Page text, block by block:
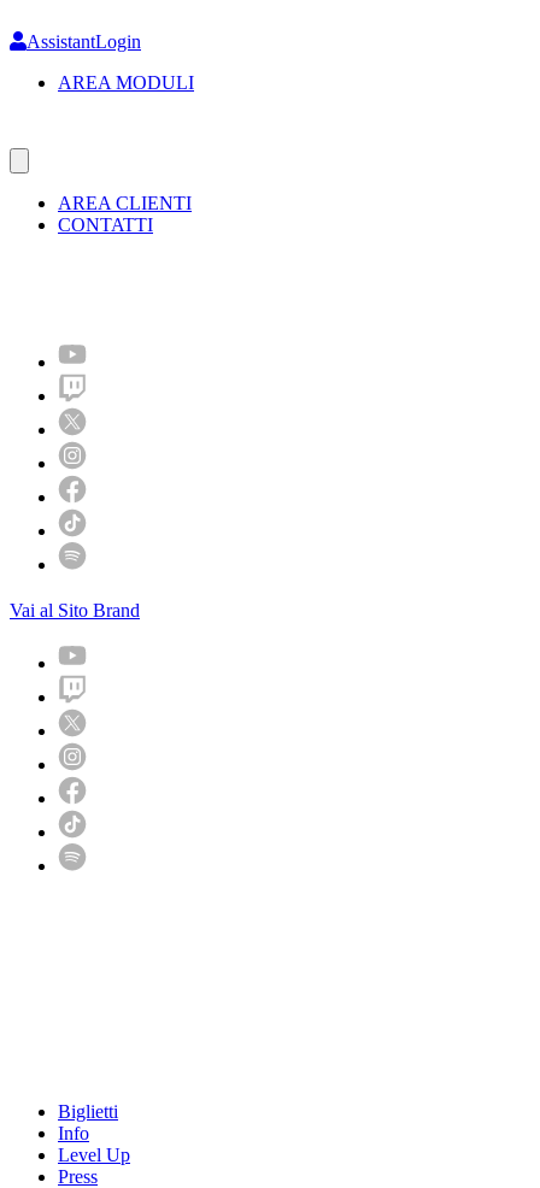
to
content
AssistantLogin
AREA MODULI
AREA CLIENTI
CONTATTI
Vai al Sito Brand
Biglietti
Info
Level Up
Press